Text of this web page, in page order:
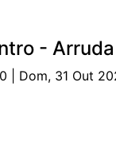
-
| Dom, 31 Out